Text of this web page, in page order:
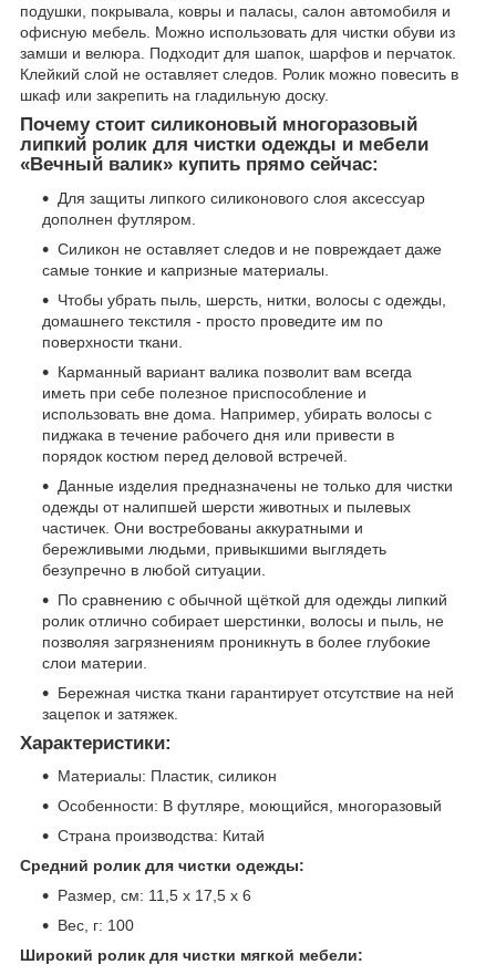
подушки, покрывала, ковры и паласы, салон автомобиля и
офисную мебель. Можно использовать для чистки обуви из
замши и велюра. Подходит для шапок, шарфов и перчаток.
Клейкий слой не оставляет следов. Ролик можно повесить в
шкаф или закрепить на гладильную доску.
Почему стоит силиконовый многоразовый
липкий ролик для чистки одежды и мебели
«Вечный валик» купить прямо сейчас:
Для защиты липкого силиконового слоя аксессуар
дополнен футляром.
Силикон не оставляет следов и не повреждает даже
самые тонкие и капризные материалы.
Чтобы убрать пыль, шерсть, нитки, волосы с одежды,
домашнего текстиля - просто проведите им по
поверхности ткани.
Карманный вариант валика позволит вам всегда
иметь при себе полезное приспособление и
использовать вне дома. Например, убирать волосы с
пиджака в течение рабочего дня или привести в
порядок костюм перед деловой встречей.
Данные изделия предназначены не только для чистки
одежды от налипшей шерсти животных и пылевых
частичек. Они востребованы аккуратными и
бережливыми людьми, привыкшими выглядеть
безупречно в любой ситуации.
По сравнению с обычной щёткой для одежды липкий
ролик отлично собирает шерстинки, волосы и пыль, не
позволяя загрязнениям проникнуть в более глубокие
слои материи.
Бережная чистка ткани гарантирует отсутствие на ней
зацепок и затяжек.
Характеристики:
Материалы: Пластик, силикон
Особенности: В футляре, моющийся, многоразовый
Страна производства: Китай
Средний ролик для чистки одежды:
Размер, см: 11,5 х 17,5 х 6
Вес, г: 100
Широкий ролик для чистки мягкой мебели: